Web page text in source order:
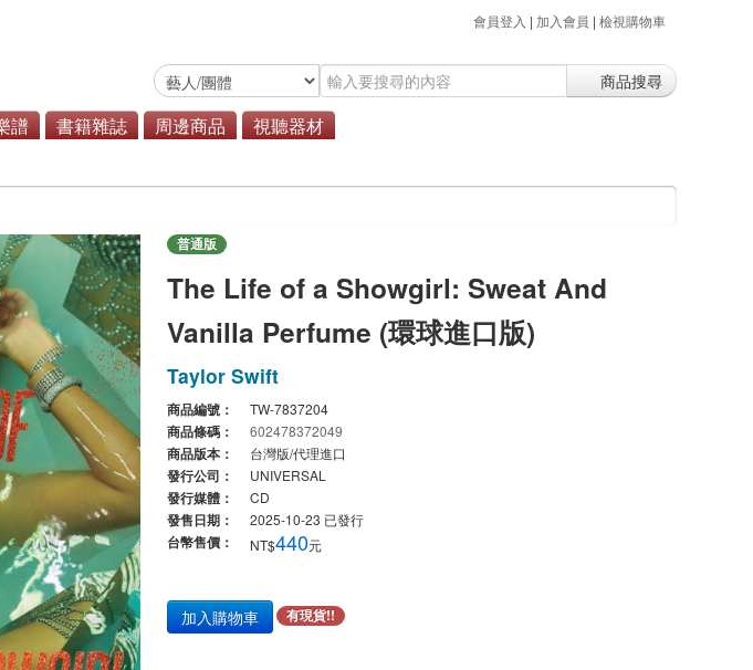
會員登入 | 加入會員 | 檢視購物車
商品搜尋
譜 書籍雜誌 周邊商品 視聽器材
普通版
The Life of a Showgirl: Sweat And
Vanilla Perfume (環球進口版)
Taylor Swift
商品編號： TW-7837204
商品條碼： 602478372049
商品版本： 台灣版/代理進口
發行公司： UNIVERSAL
發行媒體： CD
發售日期： 2025-10-23 已發行
台幣售價： NT$440元
加入購物車 有現貨!!